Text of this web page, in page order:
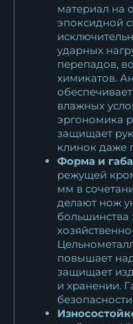
материал на
эпоксидной
ударных
перепадов,
химикатов.
влажных
эргономика
защищает
клинок даже
Форма и
режущей
мм в
делают нож
большинства
повышает
защищает
и хранении.